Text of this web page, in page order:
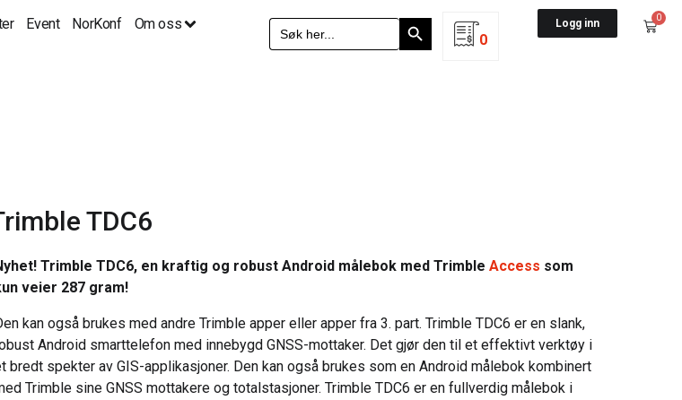
Event NorKonf Om oss
Search
for:
Search Button
0
Logg inn 0
TDC6
Trimble TDC6, en kraftig og robust Android målebok med Trimble Access som
veier 287 gram!
kan også brukes med andre Trimble apper eller apper fra 3. part. Trimble TDC6 er en slank,
Android smarttelefon med innebygd GNSS-mottaker. Det gjør den til et effektivt verktøy i
bredt spekter av GIS-applikasjoner. Den kan også brukes som en Android målebok kombinert
Trimble sine GNSS mottakere og totalstasjoner. Trimble TDC6 er en fullverdig målebok i